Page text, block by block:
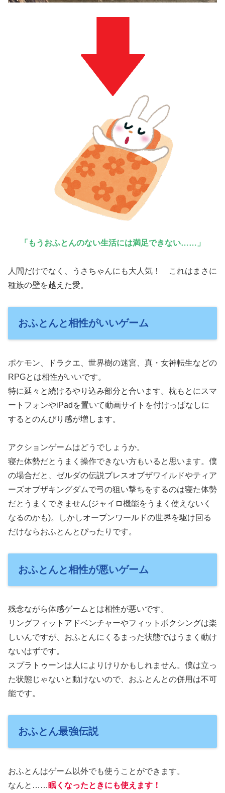
「もうおふとんのない生活には満足できない……」
人間だけでなく、うさちゃんにも大人気！ これはまさに
種族の壁を越えた愛。
おふとんと相性がいいゲーム
ポケモン、ドラクエ、世界樹の迷宮、真・女神転生などの
RPGとは相性がいいです。
特に延々と続けるやり込み部分と合います。枕もとにスマ
ートフォンやiPadを置いて動画サイトを付けっぱなしに
するとのんびり感が増します。
アクションゲームはどうでしょうか。
寝た体勢だとうまく操作できない方もいると思います。僕
の場合だと、ゼルダの伝説ブレスオブザワイルドやティア
ーズオブザキングダムで弓の狙い撃ちをするのは寝た体勢
だとうまくできません(ジャイロ機能をうまく使えないく
なるのかも)。しかしオープンワールドの世界を駆け回る
だけならおふとんとぴったりです。
おふとんと相性が悪いゲーム
残念ながら体感ゲームとは相性が悪いです。
リングフィットアドベンチャーやフィットボクシングは楽
しいんですが、おふとんにくるまった状態ではうまく動け
ないはずです。
スプラトゥーンは人によりけりかもしれません。僕は立っ
た状態じゃないと動けないので、おふとんとの併用は不可
能です。
おふとん最強伝説
おふとんはゲーム以外でも使うことができます。
なんと……眠くなったときにも使えます！